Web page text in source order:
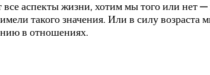
все аспекты жизни, хотим мы того или
такого значения. Или в силу
в отношениях.